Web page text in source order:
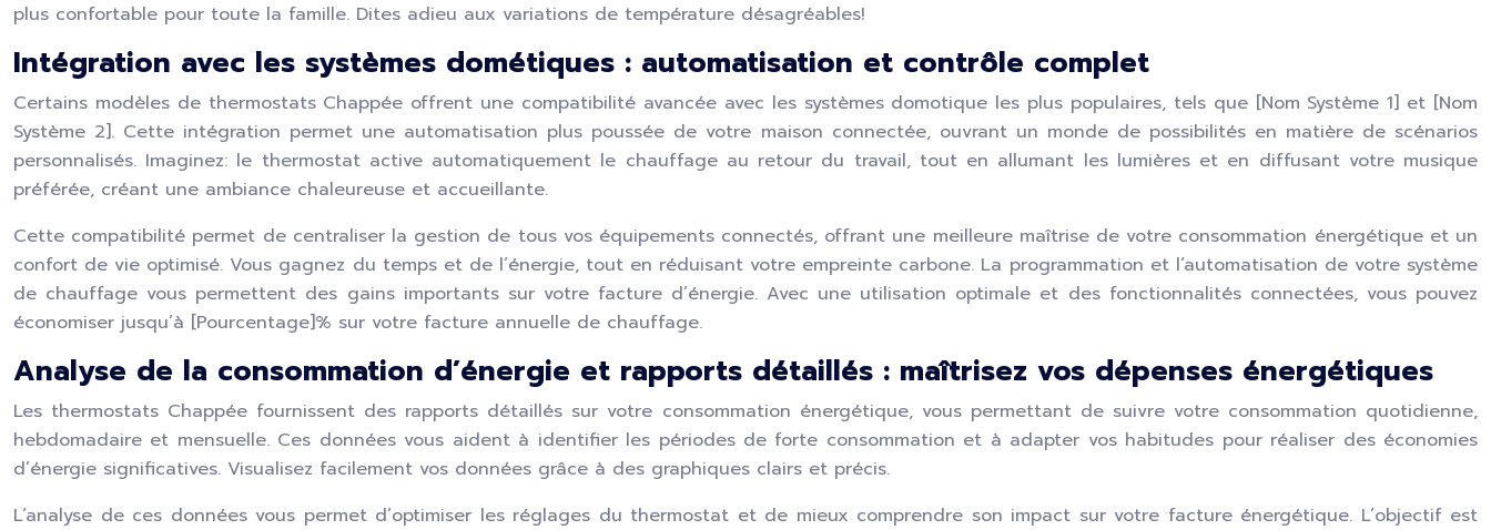
plus confortable pour toute la famille. Dites adieu aux variations de température désagréables!
Intégration avec les systèmes dométiques : automatisation et contrôle complet
Certains modèles de thermostats Chappée offrent une compatibilité avancée avec les systèmes domotique les plus populaires, tels que [Nom Système 1] et [Nom
Système 2]. Cette intégration permet une automatisation plus poussée de votre maison connectée, ouvrant un monde de possibilités en matière de scénarios
personnalisés. Imaginez: le thermostat active automatiquement le chauffage au retour du travail, tout en allumant les lumières et en diffusant votre musique
préférée, créant une ambiance chaleureuse et accueillante.
Cette compatibilité permet de centraliser la gestion de tous vos équipements connectés, offrant une meilleure maîtrise de votre consommation énergétique et un
confort de vie optimisé. Vous gagnez du temps et de l’énergie, tout en réduisant votre empreinte carbone. La programmation et l’automatisation de votre système
de chauffage vous permettent des gains importants sur votre facture d’énergie. Avec une utilisation optimale et des fonctionnalités connectées, vous pouvez
économiser jusqu’à [Pourcentage]% sur votre facture annuelle de chauffage.
Analyse de la consommation d’énergie et rapports détaillés : maîtrisez vos dépenses énergétiques
Les thermostats Chappée fournissent des rapports détaillés sur votre consommation énergétique, vous permettant de suivre votre consommation quotidienne,
hebdomadaire et mensuelle. Ces données vous aident à identifier les périodes de forte consommation et à adapter vos habitudes pour réaliser des économies
d’énergie significatives. Visualisez facilement vos données grâce à des graphiques clairs et précis.
L’analyse de ces données vous permet d’optimiser les réglages du thermostat et de mieux comprendre son impact sur votre facture énergétique. L’objectif est